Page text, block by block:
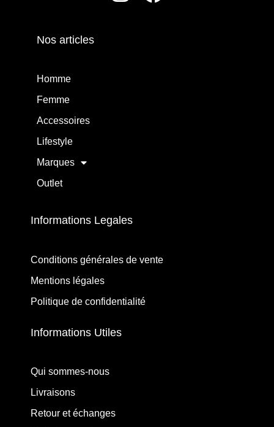
Nos articles
Homme
Femme
Accessoires
Lifestyle
Marques
Outlet
Informations Legales
Conditions générales de vente
Mentions légales
Politique de confidentialité
Informations Utiles
Qui sommes-nous
Livraisons
Retour et échanges